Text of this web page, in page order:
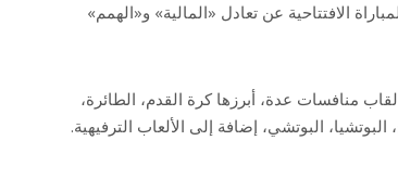
الافتتاحية عن تعادل «المالية» و«الهمم»
منافسات عدة، أبرزها كرة القدم، الطائرة،
البوتشي، إضافة إلى الألعاب الترفيهية.